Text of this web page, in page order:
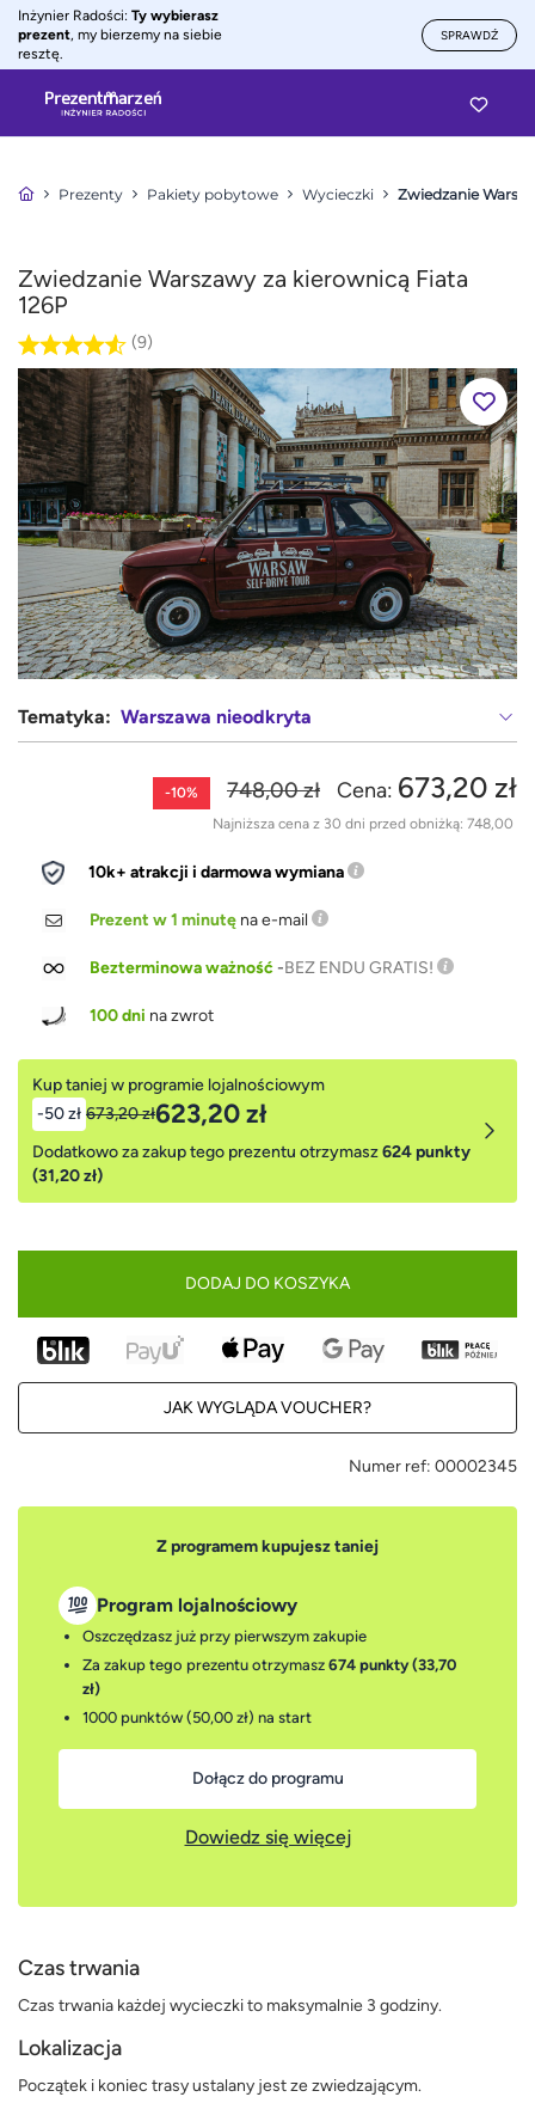
Inżynier Radości: Ty wybierasz
prezent, my bierzemy na siebie
resztę.
SPRAWDŹ
Prezenty Pakiety pobytowe Wycieczki Zwiedzanie
Zwiedzanie Warszawy za kierownicą Fiata
126P
(9)
Tematyka: Warszawa nieodkryta
-10% 748,00 zł Cena: 673,20 zł
Najniższa cena z 30 dni przed obniżką: 748,00
10k+ atrakcji i darmowa wymiana
Prezent w 1 minutę na e-mail
Bezterminowa ważność-BEZ ENDU GRATIS!
100 dni na zwrot
Kup taniej w programie lojalnościowym
-50 zł 673,20 zł623,20 zł
Dodatkowo za zakup tego prezentu otrzymasz624 punkty
(31,20 zł)
DODAJ DO KOSZYKA
JAK WYGLĄDA VOUCHER?
Numer ref: 00002345
Z programem kupujesz taniej
Program lojalnościowy
Oszczędzasz już przy pierwszym zakupie
Za zakup tego prezentu otrzymasz 674 punkty (33,70
zł)
1000 punktów (50,00 zł) na start
Dołącz do programu
Dowiedz się więcej
Czas trwania
Czas trwania każdej wycieczki to maksymalnie 3 godziny.
Lokalizacja
Początek i koniec trasy ustalany jest ze zwiedzającym.